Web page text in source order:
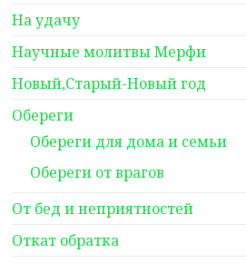
На удачу
Научные молитвы Мерфи
Новый,Старый-Новый год
Обереги
Обереги для дома и семьи
Обереги от врагов
От бед и неприятностей
Откат обратка